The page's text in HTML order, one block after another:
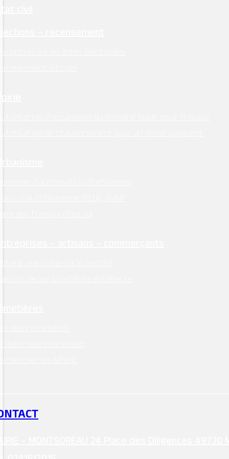
civil
– recensement
sur les listes électorales
citoyen
d’occupation du domaine public pour travaux
de stationnement pour un déménagement
d’autorisation d’urbanisme
Local d’Urbanisme (PLUI), AVAP
des travaux chez soi
– artisans – commerçants
une place sur le marché
locale sur la publicité extérieure
deux cimetières
une concession
un défunt
– MONTSOREAU 24 Place des Diligences